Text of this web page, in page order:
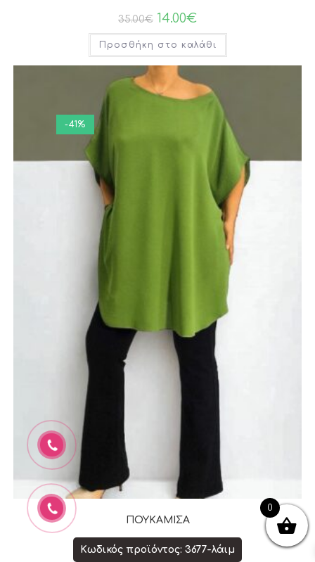
35.00€ 14.00€
Προσθήκη στο καλάθι
-41%
ΠΟΥΚΑΜΙΣΑ
Κωδικός προϊόντος: 3677-λάιμ
0